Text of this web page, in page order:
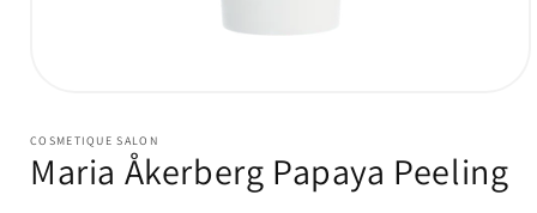
1
modalfönster
COSMETIQUE SALON
Maria Åkerberg Papaya Peeling